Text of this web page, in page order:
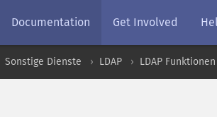
Documentation Get Involved
Sonstige Dienste LDAP LDAP Funktionen